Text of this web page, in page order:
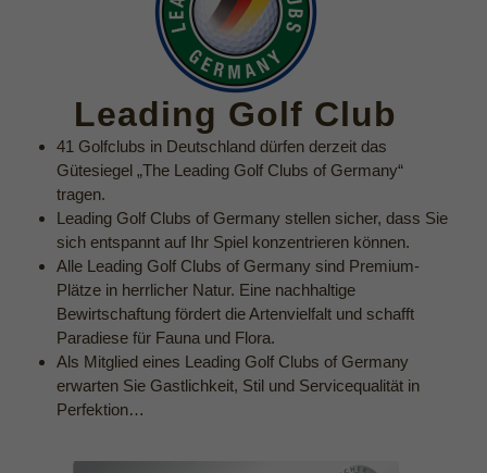
Leading Golf Club
41 Golfclubs in Deutschland dürfen derzeit das
Gütesiegel „The Leading Golf Clubs of Germany“
tragen.
Leading Golf Clubs of Germany stellen sicher, dass Sie
sich entspannt auf Ihr Spiel konzentrieren können.
Alle Leading Golf Clubs of Germany sind Premium-
Plätze in herrlicher Natur. Eine nachhaltige
Bewirtschaftung fördert die Artenvielfalt und schafft
Paradiese für Fauna und Flora.
Als Mitglied eines Leading Golf Clubs of Germany
erwarten Sie Gastlichkeit, Stil und Servicequalität in
Perfektion…